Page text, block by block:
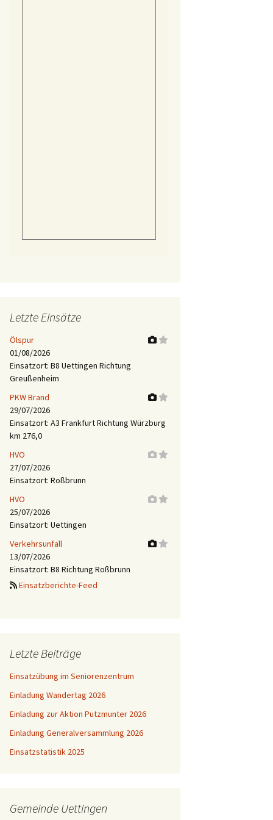
Letzte Einsätze
Ölspur
01/08/2026
Einsatzort: B8 Uettingen Richtung
Greußenheim
PKW Brand
29/07/2026
Einsatzort: A3 Frankfurt Richtung Würzburg
km 276,0
HVO
27/07/2026
Einsatzort: Roßbrunn
HVO
25/07/2026
Einsatzort: Uettingen
Verkehrsunfall
13/07/2026
Einsatzort: B8 Richtung Roßbrunn
Einsatzberichte-Feed
Letzte Beiträge
Einsatzübung im Seniorenzentrum
Einladung Wandertag 2026
Einladung zur Aktion Putzmunter 2026
Einladung Generalversammlung 2026
Einsatzstatistik 2025
Gemeinde Uettingen